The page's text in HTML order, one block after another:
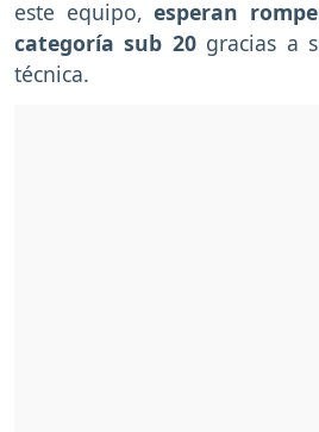
este equipo,esperan
categoría sub 20gracias a
técnica.